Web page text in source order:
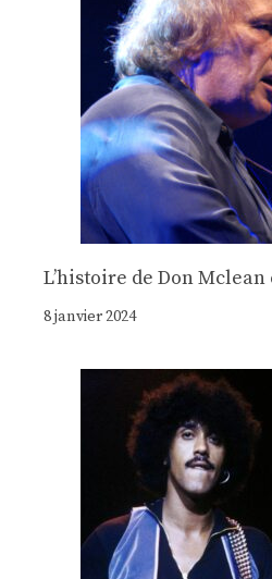
Lʼhistoire de Don
8 janvier 2024